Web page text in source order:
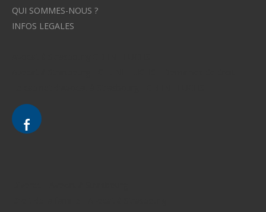
QUI SOMMES-NOUS ?
INFOS LEGALES